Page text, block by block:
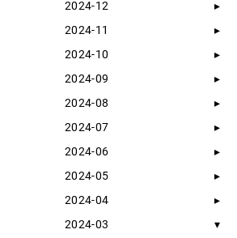
2024-12
2024-11
2024-10
2024-09
2024-08
2024-07
2024-06
2024-05
2024-04
2024-03